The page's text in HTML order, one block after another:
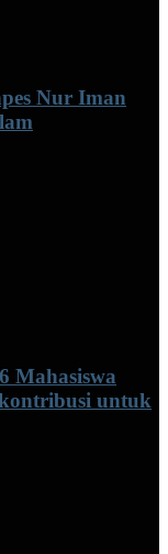
Nur Iman
Mahasiswa
untuk